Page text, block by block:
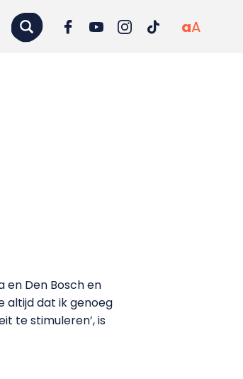
aA
en Den Bosch en
altijd dat ik genoeg
te stimuleren’, is